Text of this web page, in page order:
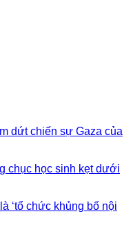
dứt chiến sự Gaza của
chục học sinh kẹt dưới
‘tổ chức khủng bố nội